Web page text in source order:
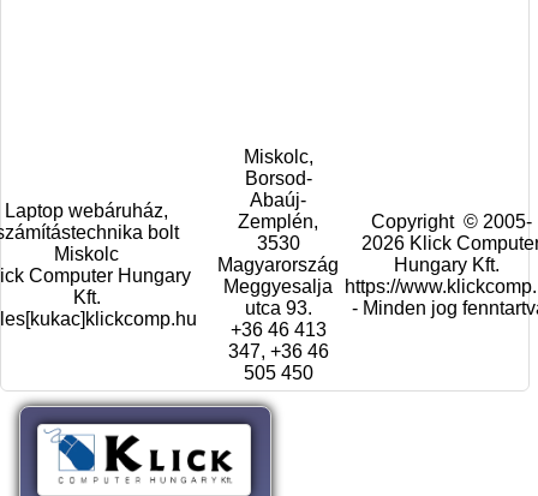
Laptop webáruház,
bolt
Miskolc
Computer Hungary
Kft.
Miskolc,
Borsod-
Abaúj-
Zemplén,
3530
Magyarország
Meggyesalja
utca 93.
+36 46 413
347, +36 46
505 450
Copyright © 2005-
2026 Klick
Hungary Kft.
https://
- Minden jog